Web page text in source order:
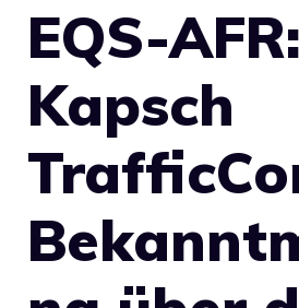
EQS-AFR:
Kapsch